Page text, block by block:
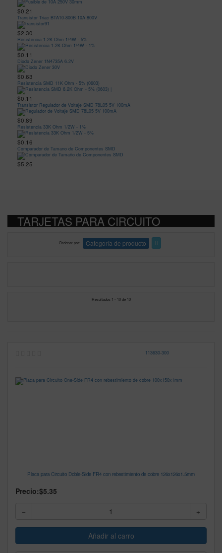
$0.21
Transistor Triac BTA10-800B 10A 800V
$2.30
Resistencia 1.2K Ohm 1/4W - 5%
$0.11
Diodo Zener 1N4735A 6.2V
$0.63
Resistencia SMD 11K Ohm - 5% (0603)
$0.11
Transistor Regulador de Voltaje SMD 78L05 5V 100mA
$0.89
Resistencia 33K Ohm 1/2W - 1%
$0.16
Comparador de Tamano de Componentes SMD
$5.25
TARJETAS PARA CIRCUITO
Ordenar por Categoría de producto
Resultados 1 - 10 de 10
113630-300
Placa para Circuito Doble-Side FR4 con rebestimiento de cobre 126x126x1.5mm
Precio:$5.35